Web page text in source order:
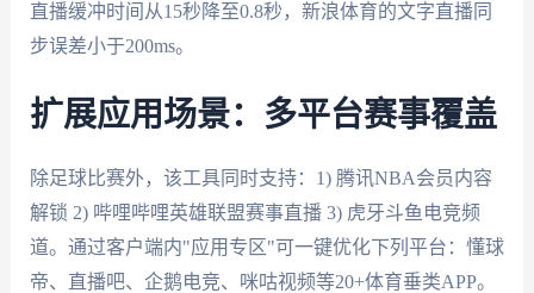
直播缓冲时间从15秒降至0.8秒，新浪体育的文字直播同
步误差小于200ms。
扩展应用场景：多平台赛事覆盖
除足球比赛外，该工具同时支持：1) 腾讯NBA会员内容
解锁 2) 哔哩哔哩英雄联盟赛事直播 3) 虎牙斗鱼电竞频
道。通过客户端内"应用专区"可一键优化下列平台：懂球
帝、直播吧、企鹅电竞、咪咕视频等20+体育垂类APP。